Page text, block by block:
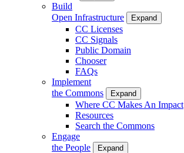
Build
Open Infrastructure
Expand
CC Licenses
CC Signals
Public Domain
Chooser
FAQs
Implement
the Commons
Expand
Where CC Makes An Impact
Resources
Search the Commons
Engage
the People
Expand